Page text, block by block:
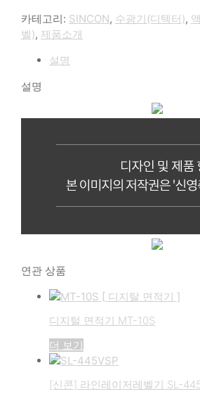
카테고리: SINCON, 수광기(디텍터),
벨), 제품소개
설명
설명
연관 상품
디지털 면적기 MT-10S
더 보기
[신콘] 라인레이저레벨기 SL-